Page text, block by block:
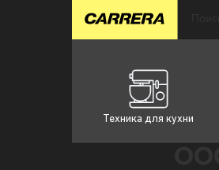
Техника для кухни